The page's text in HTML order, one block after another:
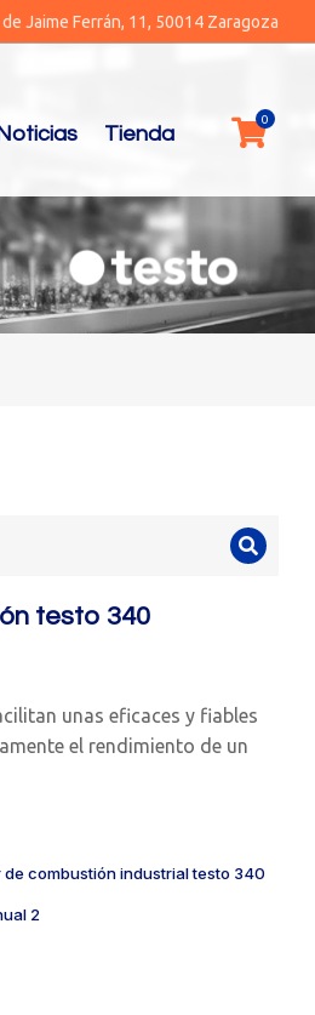
de Jaime Ferrán, 11, 50014 Zaragoza
Tienda
testo 340
unas eficaces y fiables
el rendimiento de un
combustión industrial testo 340
2